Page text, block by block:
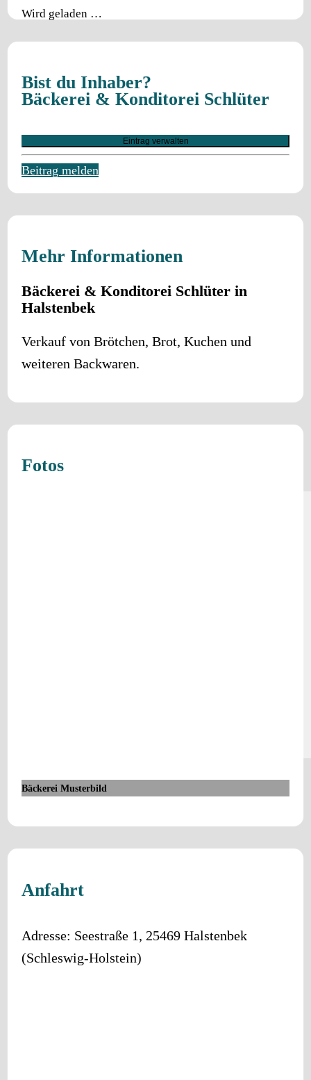
Wird geladen …
Bist du Inhaber?
Bäckerei & Konditorei Schlüter
Eintrag verwalten
Beitrag melden
Mehr Informationen
Bäckerei & Konditorei Schlüter in
Halstenbek
Verkauf von Brötchen, Brot, Kuchen und
weiteren Backwaren.
Fotos
Bäckerei Musterbild
Anfahrt
Adresse: Seestraße 1, 25469 Halstenbek
(Schleswig-Holstein)